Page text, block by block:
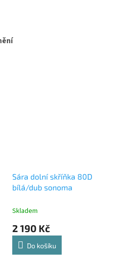
Sára dolní skříňka 80D
bílá/dub sonoma
Skladem
2 190 Kč
Do košíku